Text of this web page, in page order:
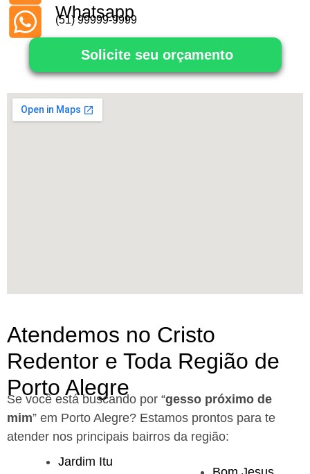
Whatsapp
(51) 99999-9999
Solicite seu orçamento
Atendemos no Cristo
Redentor e Toda Região de
Porto Alegre
Se você está buscando por “gesso próximo de
mim” em Porto Alegre? Estamos prontos para te
atender nos principais bairros da região:
Jardim Itu